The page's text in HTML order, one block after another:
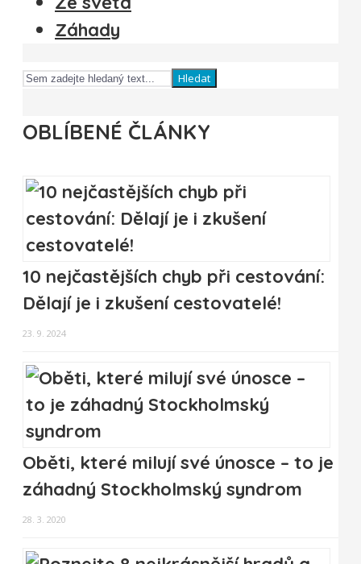
Záhady
Hledat
OBLÍBENÉ ČLÁNKY
10 nejčastějších chyb při cestování:
Dělají je i zkušení cestovatelé!
23. 9. 2024
Oběti, které milují své únosce – to je
záhadný Stockholmský syndrom
28. 3. 2020